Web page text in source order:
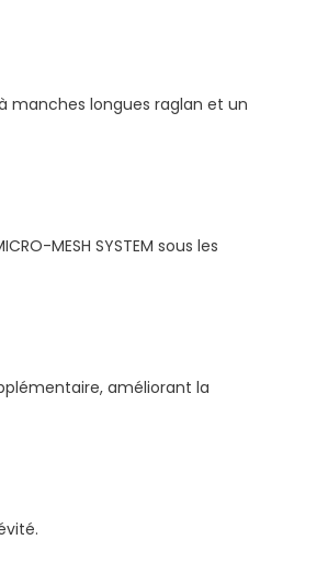
manches longues raglan et un
MESH SYSTEM sous les
améliorant la